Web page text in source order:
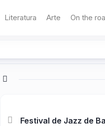
Literatura Arte On the
Festival de Jazz de